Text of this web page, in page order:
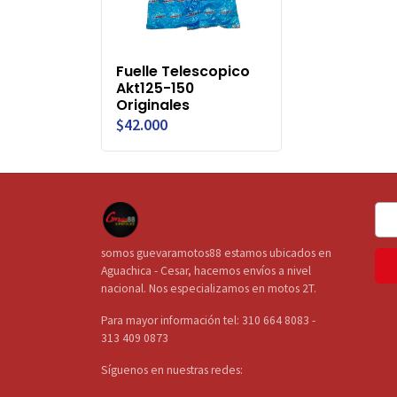
Fuelle Telescopico
Akt125-150
Originales
$42.000
somos guevaramotos88 estamos ubicados en
Aguachica - Cesar, hacemos envíos a nivel
nacional. Nos especializamos en motos 2T.
Para mayor información tel: 310 664 8083 -
313 409 0873
Síguenos en nuestras redes: